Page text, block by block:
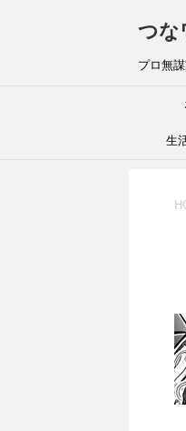
つな
プロ無
生